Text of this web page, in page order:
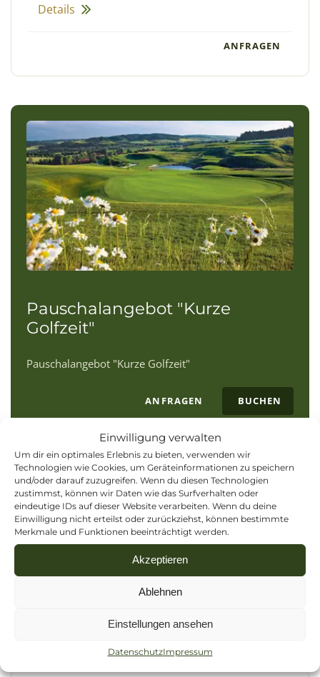
Einwilligung verwalten
Um dir ein optimales Erlebnis zu bieten, verwenden wir
Technologien wie Cookies, um Geräteinformationen zu speichern
und/oder darauf zuzugreifen. Wenn du diesen Technologien
zustimmst, können wir Daten wie das Surfverhalten oder
eindeutige IDs auf dieser Website verarbeiten. Wenn du deine
Einwilligung nicht erteilst oder zurückziehst, können bestimmte
Merkmale und Funktionen beeinträchtigt werden.
Akzeptieren
Ablehnen
Einstellungen ansehen
DatenschutzImpressum
Details
ANFRAGEN
Pauschalangebot "Kurze
Golfzeit"
Pauschalangebot "Kurze Golfzeit"
BUCHEN
ANFRAGEN
Nächte
4 - 7
Reisetermin
05.08.2026-31.10.2026
01.04.2027-31.10.2027
Gesamtpreis ab€ 768,--pro Person
(im Zimmer Suite "Royal")
Details